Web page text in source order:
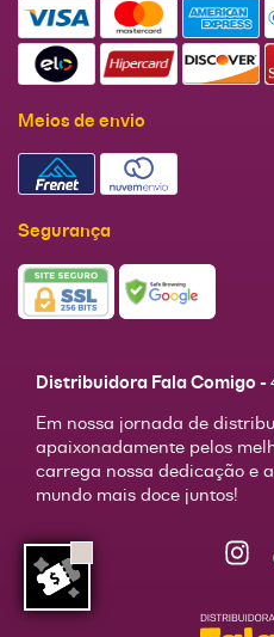
Meios de envio
Segurança
Distribuidora Fala Comigo -
Em nossa jornada de
apaixonadamente pelos
carrega nossa dedicação e
mundo mais doce juntos!